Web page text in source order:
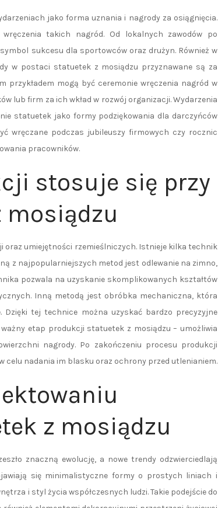
jako forma uznania i nagrody za osiągnięcia.
takich nagród. Od lokalnych zawodów po
sukcesu dla sportowców oraz drużyn. Również w
w postaci statuetek z mosiądzu przyznawane są za
przykładem mogą być ceremonie wręczenia nagród w
lub firm za ich wkład w rozwój organizacji. Wydarzenia
statuetek jako formy podziękowania dla darczyńców
wręczane podczas jubileuszy firmowych czy rocznic
pracowników.
stosuje się przy
umiejętności rzemieślniczych. Istnieje kilka technik
z najpopularniejszych metod jest odlewanie na zimno,
pozwala na uzyskanie skomplikowanych kształtów
Inną metodą jest obróbka mechaniczna, która
tej technice można uzyskać bardzo precyzyjne
etap produkcji statuetek z mosiądzu – umożliwia
nagrody. Po zakończeniu procesu produkcji
celu nadania im blasku oraz ochrony przed utlenianiem.
z mosiądzu
znaczną ewolucję, a nowe trendy odzwierciedlają
się minimalistyczne formy o prostych liniach i
i styl życia współczesnych ludzi. Takie podejście do